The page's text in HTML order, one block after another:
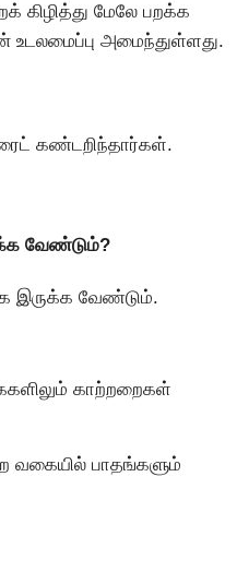
கிழித்து மேலே பறக்க
அமைந்துள்ளது.
கண்டறிந்தார்கள்.
வேண்டும்?
இருக்க வேண்டும்.
காற்றறைகள்
வகையில் பாதங்களும்